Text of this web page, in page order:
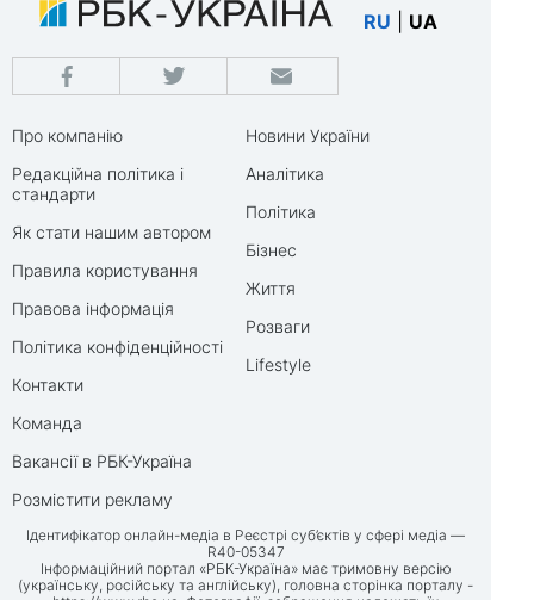
RU UA
Про компанію
Редакційна політика і
стандарти
Як стати нашим автором
Правила користування
Правова інформація
Політика конфіденційності
Контакти
Команда
Вакансії в РБК-Україна
Розмістити рекламу
Новини України
Аналітика
Політика
Бізнес
Життя
Розваги
Lifestyle
Ідентифікатор онлайн-медіа в Реєстрі суб’єктів у сфері медіа —
R40-05347
Інформаційний портал «РБК-Україна» має тримовну версію
(українську, російську та англійську), головна сторінка порталу -